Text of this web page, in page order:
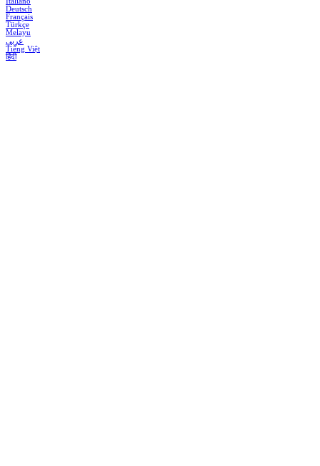
Deutsch
Français
Türkçe
Melayu
عربي
Tiếng Việt
हिंदी